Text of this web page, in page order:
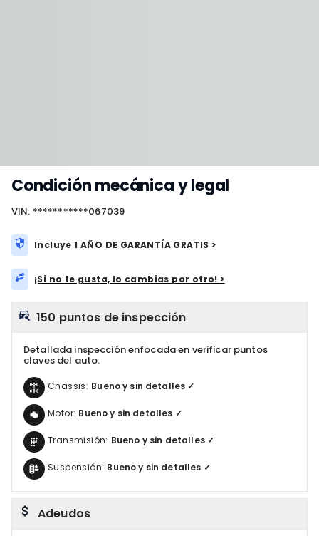
Condición mecánica y legal
VIN: ***********067039
Incluye 1 AÑO DE GARANTÍA GRATIS >
¡Si no te gusta, lo cambias por otro! >
150 puntos de inspección
Detallada inspección enfocada en verificar puntos
claves del auto:
Chassis: Bueno y sin detalles ✓
Motor: Bueno y sin detalles ✓
Transmisión: Bueno y sin detalles ✓
Suspensión: Bueno y sin detalles ✓
Adeudos